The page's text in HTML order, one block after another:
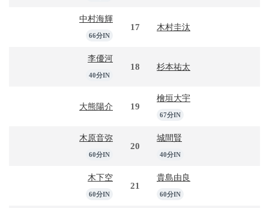
中村海輝
66分IN
17 木村圭汰
李優河
40分IN
18 杉本祐太
大熊陽介 19
檜垣大宇
67分IN
木原音弥
60分IN
20
城間賢
40分IN
木下空
60分IN
21
貴島由良
60分IN